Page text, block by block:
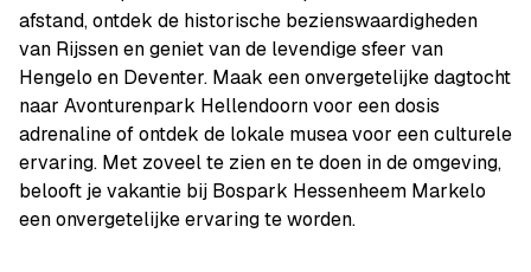
afstand, ontdek de historische bezienswaardigheden
van Rijssen en geniet van de levendige sfeer van
Hengelo en Deventer. Maak een onvergetelijke dagtocht
naar Avonturenpark Hellendoorn voor een dosis
adrenaline of ontdek de lokale musea voor een culturele
ervaring. Met zoveel te zien en te doen in de omgeving,
belooft je vakantie bij Bospark Hessenheem Markelo
een onvergetelijke ervaring te worden.